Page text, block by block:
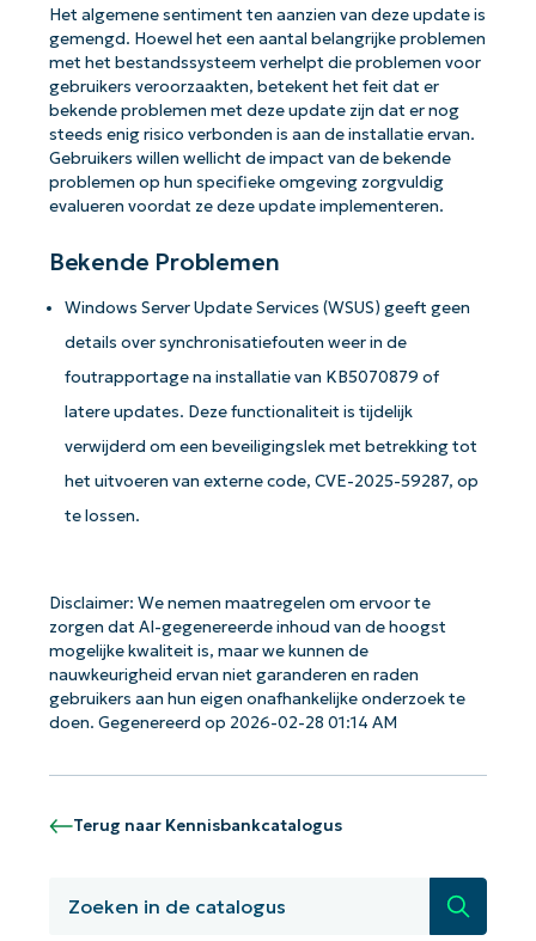
Het algemene sentiment ten aanzien van deze update is
gemengd. Hoewel het een aantal belangrijke problemen
met het bestandssysteem verhelpt die problemen voor
gebruikers veroorzaakten, betekent het feit dat er
bekende problemen met deze update zijn dat er nog
steeds enig risico verbonden is aan de installatie ervan.
Gebruikers willen wellicht de impact van de bekende
problemen op hun specifieke omgeving zorgvuldig
evalueren voordat ze deze update implementeren.
Bekende Problemen
Windows Server Update Services (WSUS) geeft geen
details over synchronisatiefouten weer in de
foutrapportage na installatie van KB5070879 of
latere updates. Deze functionaliteit is tijdelijk
verwijderd om een ​​beveiligingslek met betrekking tot
het uitvoeren van externe code, CVE-2025-59287, op
te lossen.
Disclaimer: We nemen maatregelen om ervoor te
zorgen dat AI-gegenereerde inhoud van de hoogst
mogelijke kwaliteit is, maar we kunnen de
nauwkeurigheid ervan niet garanderen en raden
gebruikers aan hun eigen onafhankelijke onderzoek te
doen. Gegenereerd op 2026-02-28 01:14 AM
Terug naar Kennisbankcatalogus
Zoeken
Aan de slag met NinjaOne AI-